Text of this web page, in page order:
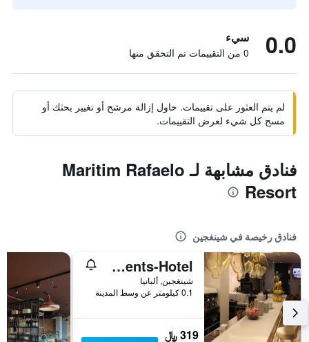
0.0 سيء
0 من التقييمات تم التحقق منها
لم يتم العثور على تقييمات. حاول إزالة مرشح أو تغيير بحثك أو
مسح كل شيء لعرض التقييمات.
فنادق مشابهة لـ Maritim Rafaelo
Resort
فنادق رخيصة في شينغجين
Carpe Diem Apartments-Hotel
شينغجين, ألبانيا
0.1 كيلومتر عن وسط المدينة
319 ﷼